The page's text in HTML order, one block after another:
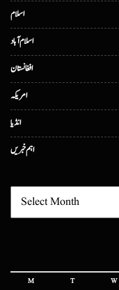
اسلام
اسلام آباد
افغانستان
امریکہ
انڈیا
اہم خبریں
M T W